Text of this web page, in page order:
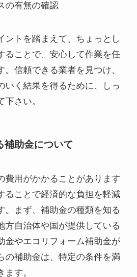
の有無の確認
トを踏まえて、ちょっとし
ることで、安心して作業を任
信頼できる業者を見つけ、
いく結果を得るために、しっ
さい。
補助金について
費用がかかることがあります
ることで経済的な負担を軽減
。まず、補助金の種類を知る
方自治体や国が提供している
金やエコリフォーム補助金が
の補助金は、特定の条件を満
す。